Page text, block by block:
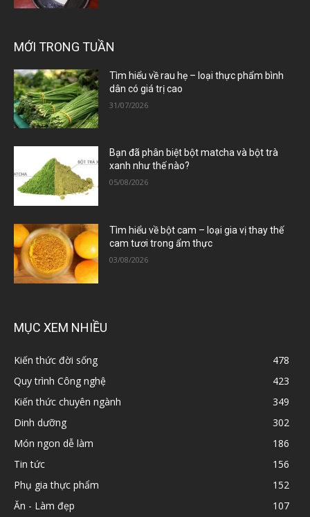
MỚI TRONG TUẦN
Tìm hiểu về rau hẹ – loại thực phẩm bình
dân có giá trị cao
31/07/2026
Bạn đã phân biệt bột matcha và bột trà
xanh như thế nào?
05/08/2026
Tìm hiểu về bột cam – loại gia vị thay thế
cam tươi trong ẩm thực
03/08/2026
MỤC XEM NHIỀU
Kiến thức đời sống
478
Quy trình Công nghệ
423
Kiến thức chuyên ngành
349
Dinh dưỡng
302
Món ngon dễ làm
186
Tin tức
156
Phụ gia thực phẩm
152
Ăn - Làm đẹp
107